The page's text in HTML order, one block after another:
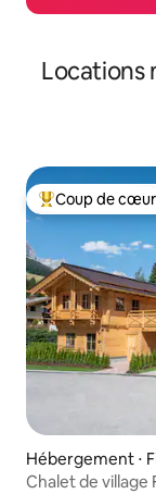
Locations
Coups de cœur
Coup de
Hébergement ⋅
Chalet de village